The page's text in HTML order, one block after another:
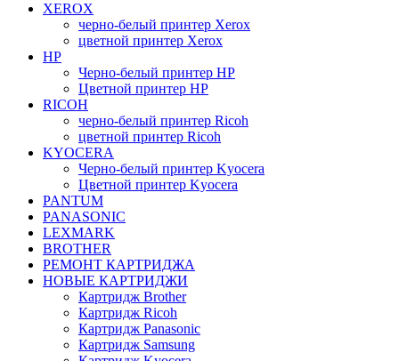
XEROX
черно-белый принтер Xerox
цветной принтер Xerox
HP
Черно-белый принтер HP
Цветной принтер HP
RICOH
черно-белый принтер Ricoh
цветной принтер Ricoh
KYOCERA
Черно-белый принтер Kyocera
Цветной принтер Kyocera
PANTUM
PANASONIC
LEXMARK
BROTHER
РЕМОНТ КАРТРИДЖА
НОВЫЕ КАРТРИДЖИ
Картридж Brother
Картридж Ricoh
Картридж Panasonic
Картридж Samsung